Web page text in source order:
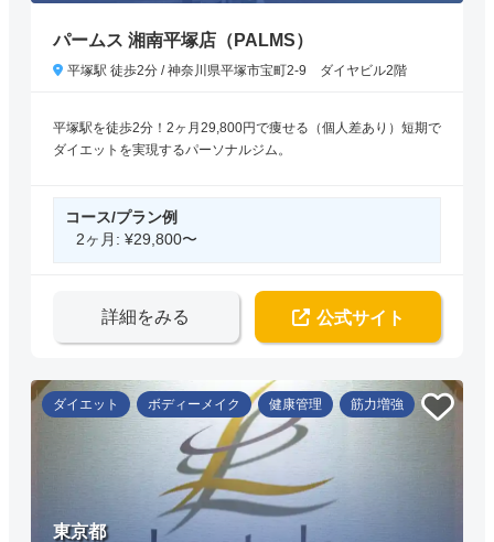
パームス 湘南平塚店（PALMS）
平塚駅 徒歩2分 / 神奈川県平塚市宝町2-9 ダイヤビル2階
平塚駅を徒歩2分！2ヶ月29,800円で痩せる（個人差あり）短期で
ダイエットを実現するパーソナルジム。
コース/プラン例
2ヶ月: ¥29,800〜
詳細をみる 公式サイト
ダイエット ボディーメイク 健康管理 筋力増強
東京都